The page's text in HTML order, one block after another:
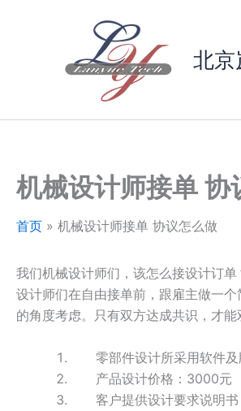
北京
机械设计师接单 协
首页 机械设计师接单 协议怎么做
我们机械设计师们，该怎么接设计订
设计师们在自由接单前，跟雇主做一
的角度考虑。只有双方达成共识，才能
零部件设计所采用软件
产品设计价格：3000元
客户提供设计要求说明书